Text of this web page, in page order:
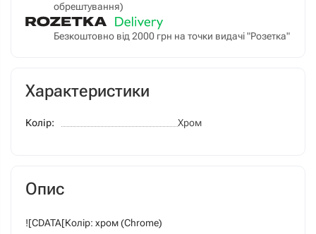
обрештування)
Безкоштовно від 2000 грн на точки видачі "Розетка"
Характеристики
Колір: Хром
Опис
![CDATA[Колір: хром (Chrome)